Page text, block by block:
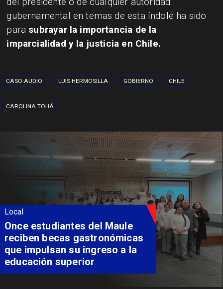
gubernamental en temas de esta índole ha sido
para subrayar la importancia de la
imparcialidad y la justicia en Chile.
CASO AUDIO LUIS HERMOSILLA GOBIERNO CHILE
CAROLINA TOHÁ
Local
Álvarez-Salamanca lidera la
apuesta regional para
consolidar el Paso Pehuenche
como alternativa a Los
Libertadores